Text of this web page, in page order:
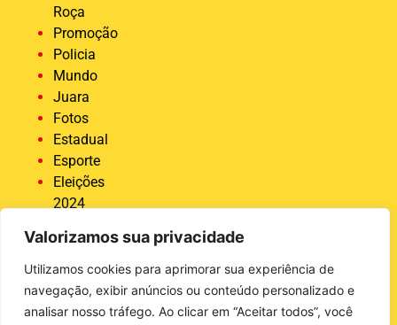
Valorizamos sua privacidade
Utilizamos cookies para aprimorar sua experiência de
navegação, exibir anúncios ou conteúdo personalizado e
analisar nosso tráfego. Ao clicar em “Aceitar todos”, você
Roça
Promoção
Policia
Mundo
Juara
Fotos
Estadual
Esporte
Eleições
2024
Destaque
COVID 19
Brasil
Bastidores